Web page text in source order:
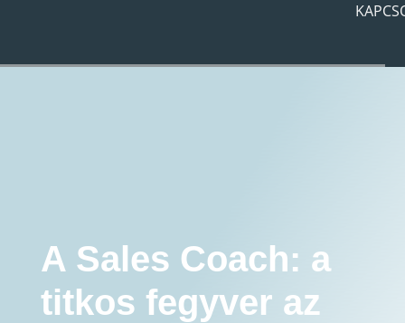
A Sales Coach: a
titkos fegyver az